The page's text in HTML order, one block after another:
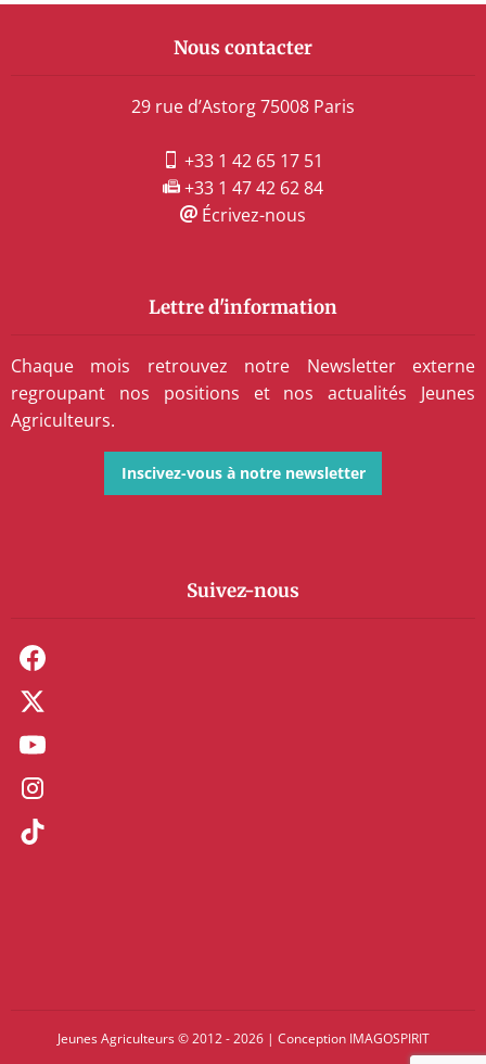
Nous contacter
29 rue d’Astorg 75008 Paris
+33 1 42 65 17 51
+33 1 47 42 62 84
Écrivez-nous
Lettre d'information
Chaque mois retrouvez notre Newsletter externe
regroupant nos positions et nos actualités Jeunes
Agriculteurs.
Inscivez-vous à notre newsletter
Suivez-nous
Jeunes Agriculteurs © 2012 - 2026 | Conception IMAGOSPIRIT